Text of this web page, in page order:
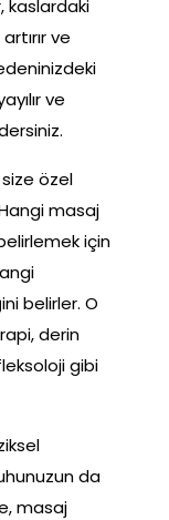
kaslardaki
ve
ve
özel
masaj
için
belirler. O
derin
gibi
da
masaj